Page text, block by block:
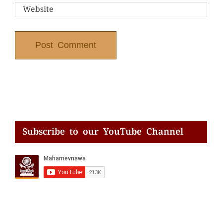
Subscribe to our YouTube Channel